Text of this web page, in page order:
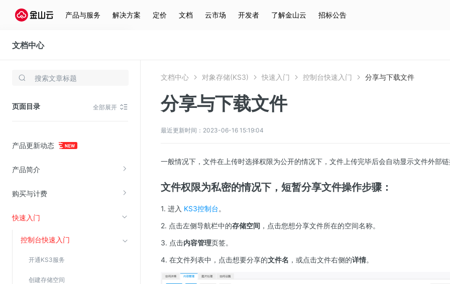
产品与服务 解决方案 定价 文档 云市场 开发者 了解金山云 招标公告
文档中心
对象存储(KS3)
页面目录 全部展开
产品更新动态
产品简介
购买与计费
快速入门
控制台快速入门
开通KS3服务
创建存储空间
存储与云分发
云硬盘(EBS)
在线迁移服务
视频云服务
云直播(KLS)
文档中心 对象存储(KS3) 快速入门 控制台快速入门 分享与下载文件
分享与下载文件
最近更新时间：2023-06-16 15:19:04
一般情况下，文件在上传时选择权限为公开的情况下，文件上传完毕后会自动显示文件外部链
文件权限为私密的情况下，短暂分享文件操作步骤：
1. 进入 KS3控制台。
2. 点击左侧导航栏中的存储空间 ，点击您想分享文件所在的空间名称。
3. 点击内容管理页签。
4. 在文件列表中，点击想要分享的文件名 ，或点击文件右侧的详情。